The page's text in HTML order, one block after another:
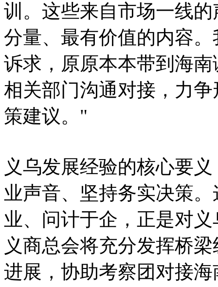
训。这些来自市场一线
分量、最有价值的内容
诉求，原原本本带到海
相关部门沟通对接，力
策建议。"
义乌发展经验的核心要
业声音、坚持务实决策
业、问计于企，正是对
义商总会将充分发挥桥
进展，协助考察团对接